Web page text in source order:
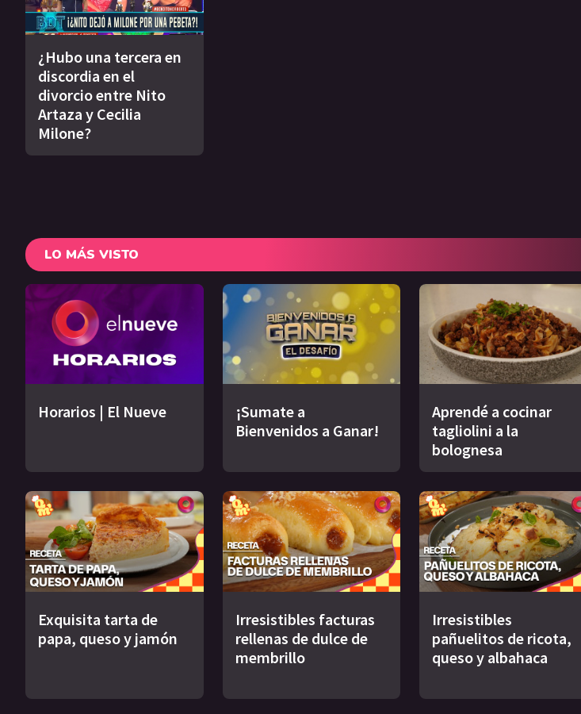
¿Hubo una tercera en
discordia en el
divorcio entre Nito
Artaza y Cecilia
Milone?
LO MÁS VISTO
Horarios | El Nueve
¡Sumate a
Bienvenidos a Ganar!
Aprendé a cocinar
tagliolini a la
bolognesa
Exquisita tarta de
papa, queso y jamón
Irresistibles facturas
rellenas de dulce de
membrillo
Irresistibles
pañuelitos de ricota,
queso y albahaca